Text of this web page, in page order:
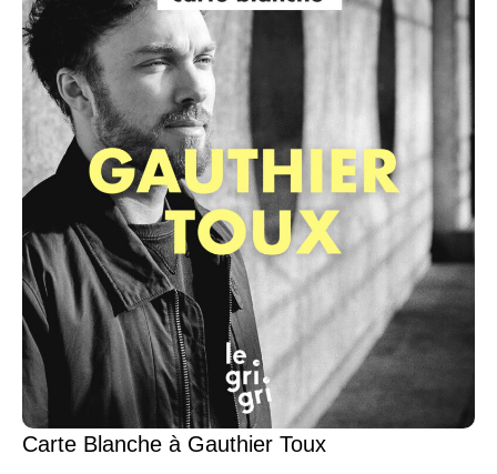
Carte Blanche à Gauthier Toux